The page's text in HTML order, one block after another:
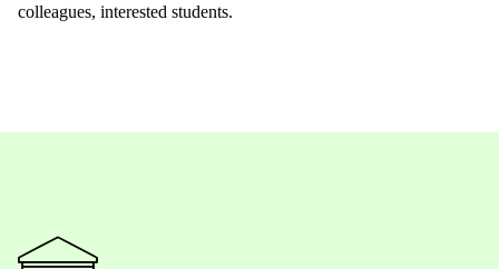
colleagues, interested students.